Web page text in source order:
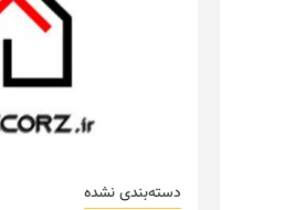
دسته‌بندی نشده